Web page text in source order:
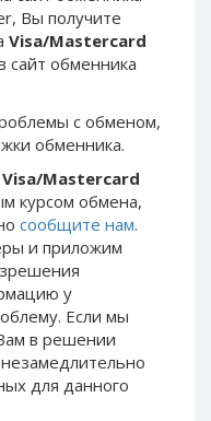
Вы получите
Visa/Mastercard
сайт обменника
с обменом,
обменника.
Visa/Mastercard
курсом обмена,
сообщите нам.
и приложим
у
Если мы
в решении
для данного
Paxum EUR
Epay USD
Phone Balance UAH
Phone Balance AMD
Neteller USD
Neteller EUR
Neteller INR
Neteller PLN
Neteller GBP
Neteller NOK
Neteller SEK